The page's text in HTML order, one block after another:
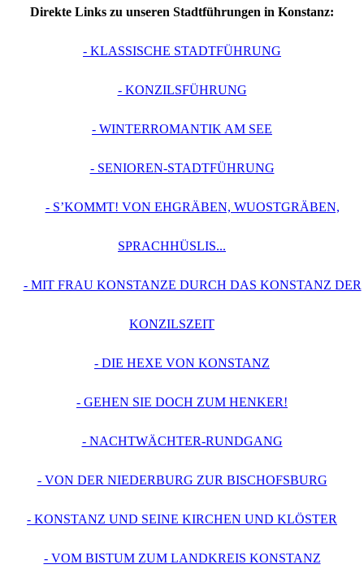
Direkte Links zu unseren Stadtführungen in Konstanz:
- KLASSISCHE STADTFÜHRUNG
- KONZILSFÜHRUNG
- WINTERROMANTIK AM SEE
- SENIOREN-STADTFÜHRUNG
- S’KOMMT! VON EHGRÄBEN, WUOSTGRÄBEN,
SPRACHHÜSLIS...
- MIT FRAU KONSTANZE DURCH DAS KONSTANZ DER
KONZILSZEIT
- DIE HEXE VON KONSTANZ
- GEHEN SIE DOCH ZUM HENKER!
- NACHTWÄCHTER-RUNDGANG
- VON DER NIEDERBURG ZUR BISCHOFSBURG
- KONSTANZ UND SEINE KIRCHEN UND KLÖSTER
- VOM BISTUM ZUM LANDKREIS KONSTANZ